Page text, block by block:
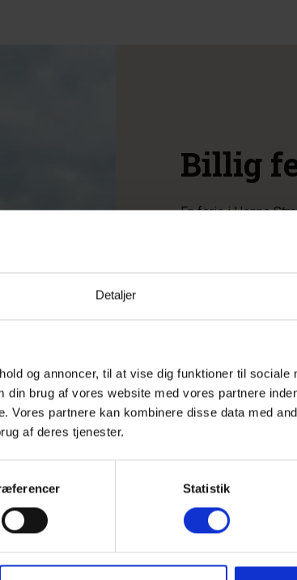
Detaljer
og annoncer, til at vise dig funktioner til sociale
brug af vores website med vores partnere
Vores partnere kan kombinere disse data med
af deres tjenester.
Statistik
Billig
En ferie i Henne
oplevelserne og
er rigeligt af dem,
cyklerne bag på
strækninger og den
stranden kan I om
finde oplevelser og
jer noget, men
bagagen, som I kan
tørretumbler. Hvis I
feriehuset også, så
aktivitetshuse eller
mange timer med